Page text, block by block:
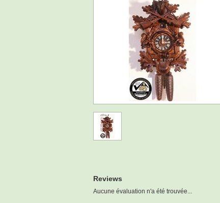
Reviews
Aucune évaluation n'a été trouvée...